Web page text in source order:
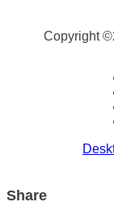
Copyright
Share